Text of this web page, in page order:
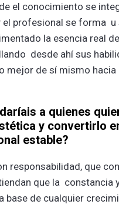
el conocimiento se
el profesional se forma u
la esencia real
desde ahí sus
mejor de sí mismo hacia
a quienes
y convertirlo
estable?
responsabilidad, que
que la constancia
base de cualquier